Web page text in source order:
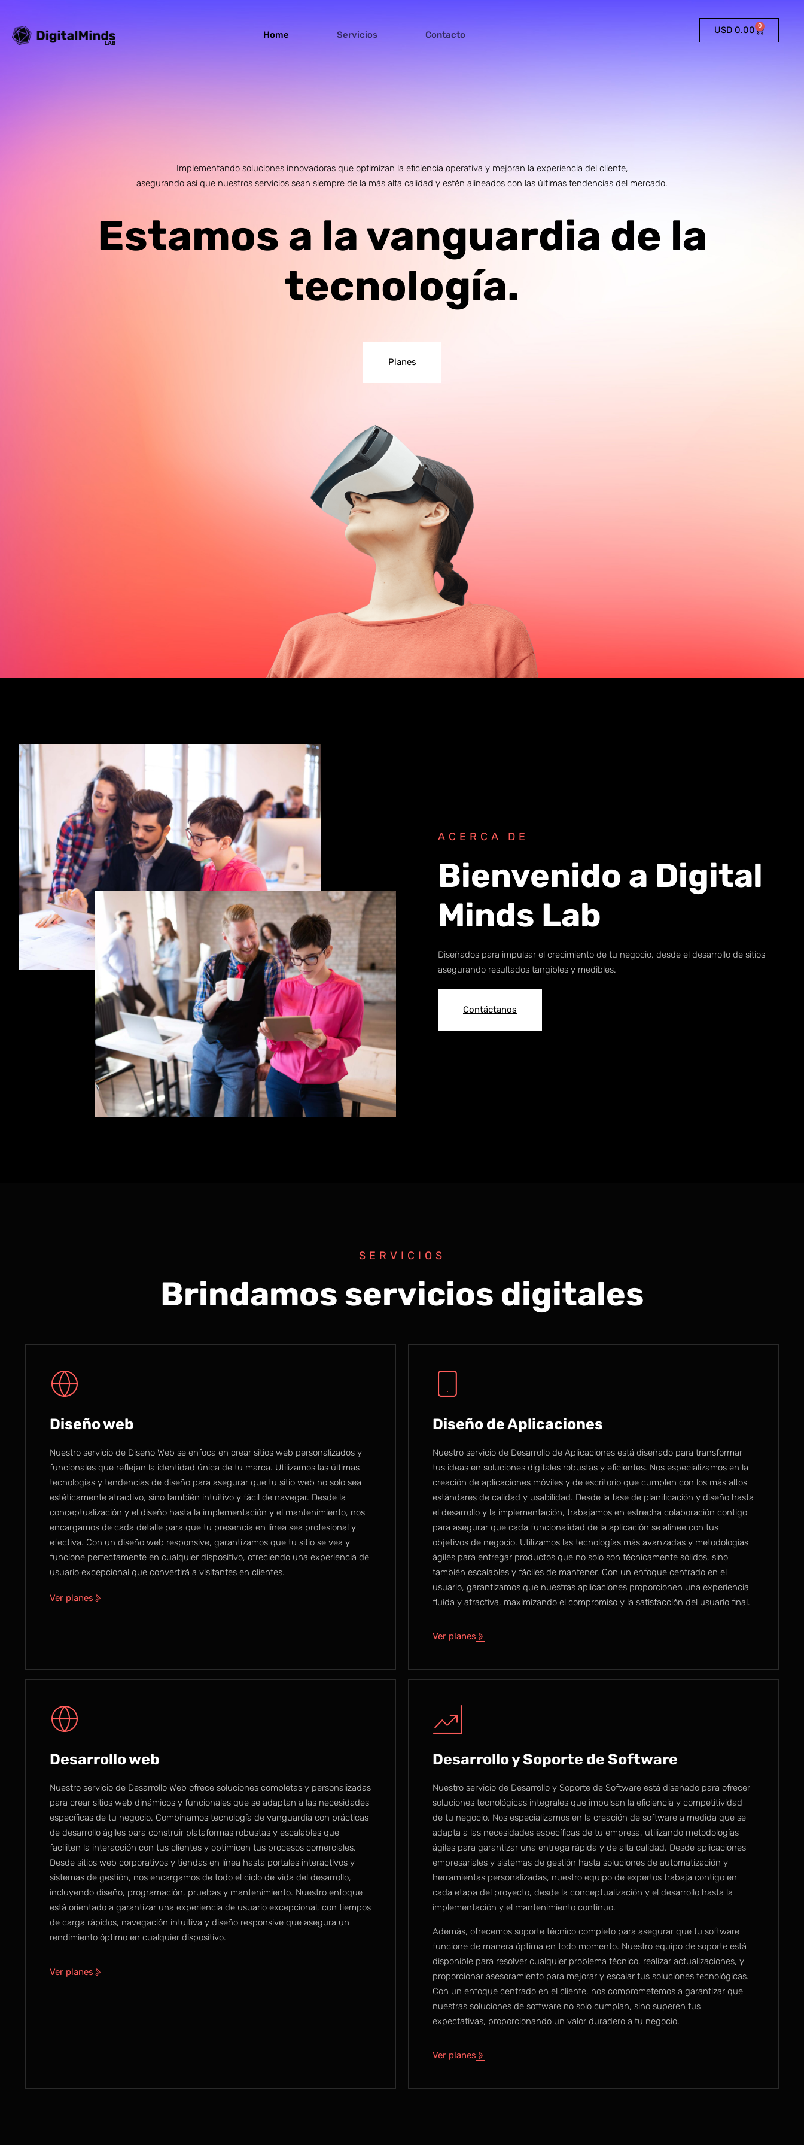
Home Servicios Contacto USD 0.00 0
Implementando soluciones innovadoras que optimizan la eficiencia operativa y mejoran la experiencia del cliente,
asegurando así que nuestros servicios sean siempre de la más alta calidad y estén alineados con las últimas tendencias del mercado.
Estamos a la vanguardia de la
tecnología.
Planes
ACERCA DE
Bienvenido a Digital
Minds Lab
Diseñados para impulsar el crecimiento de tu negocio, desde el desarrollo de sitios
asegurando resultados tangibles y medibles.
Contáctanos
SERVICIOS
Brindamos servicios digitales
Diseño web
Nuestro servicio de Diseño Web se enfoca en crear sitios web personalizados y
funcionales que reflejan la identidad única de tu marca. Utilizamos las últimas
tecnologías y tendencias de diseño para asegurar que tu sitio web no solo sea
estéticamente atractivo, sino también intuitivo y fácil de navegar. Desde la
conceptualización y el diseño hasta la implementación y el mantenimiento, nos
encargamos de cada detalle para que tu presencia en línea sea profesional y
efectiva. Con un diseño web responsive, garantizamos que tu sitio se vea y
funcione perfectamente en cualquier dispositivo, ofreciendo una experiencia de
usuario excepcional que convertirá a visitantes en clientes.
Ver planes
Diseño de Aplicaciones
Nuestro servicio de Desarrollo de Aplicaciones está diseñado para transformar
tus ideas en soluciones digitales robustas y eficientes. Nos especializamos en la
creación de aplicaciones móviles y de escritorio que cumplen con los más altos
estándares de calidad y usabilidad. Desde la fase de planificación y diseño hasta
el desarrollo y la implementación, trabajamos en estrecha colaboración contigo
para asegurar que cada funcionalidad de la aplicación se alinee con tus
objetivos de negocio. Utilizamos las tecnologías más avanzadas y metodologías
ágiles para entregar productos que no solo son técnicamente sólidos, sino
también escalables y fáciles de mantener. Con un enfoque centrado en el
usuario, garantizamos que nuestras aplicaciones proporcionen una experiencia
fluida y atractiva, maximizando el compromiso y la satisfacción del usuario final.
Ver planes
Desarrollo web
Nuestro servicio de Desarrollo Web ofrece soluciones completas y personalizadas
para crear sitios web dinámicos y funcionales que se adaptan a las necesidades
específicas de tu negocio. Combinamos tecnología de vanguardia con prácticas
de desarrollo ágiles para construir plataformas robustas y escalables que
faciliten la interacción con tus clientes y optimicen tus procesos comerciales.
Desde sitios web corporativos y tiendas en línea hasta portales interactivos y
sistemas de gestión, nos encargamos de todo el ciclo de vida del desarrollo,
incluyendo diseño, programación, pruebas y mantenimiento. Nuestro enfoque
está orientado a garantizar una experiencia de usuario excepcional, con tiempos
de carga rápidos, navegación intuitiva y diseño responsive que asegura un
rendimiento óptimo en cualquier dispositivo.
Ver planes
Desarrollo y Soporte de Software
Nuestro servicio de Desarrollo y Soporte de Software está diseñado para ofrecer
soluciones tecnológicas integrales que impulsan la eficiencia y competitividad
de tu negocio. Nos especializamos en la creación de software a medida que se
adapta a las necesidades específicas de tu empresa, utilizando metodologías
ágiles para garantizar una entrega rápida y de alta calidad. Desde aplicaciones
empresariales y sistemas de gestión hasta soluciones de automatización y
herramientas personalizadas, nuestro equipo de expertos trabaja contigo en
cada etapa del proyecto, desde la conceptualización y el desarrollo hasta la
implementación y el mantenimiento continuo.
Además, ofrecemos soporte técnico completo para asegurar que tu software
funcione de manera óptima en todo momento. Nuestro equipo de soporte está
disponible para resolver cualquier problema técnico, realizar actualizaciones, y
proporcionar asesoramiento para mejorar y escalar tus soluciones tecnológicas.
Con un enfoque centrado en el cliente, nos comprometemos a garantizar que
nuestras soluciones de software no solo cumplan, sino superen tus
expectativas, proporcionando un valor duradero a tu negocio.
Ver planes